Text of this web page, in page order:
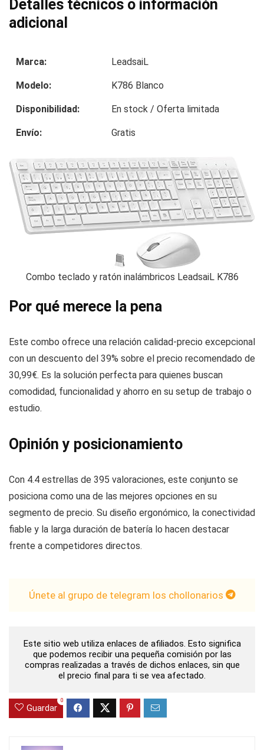
Detalles técnicos o información
adicional
Marca: LeadsaiL
Modelo: K786 Blanco
Disponibilidad: En stock / Oferta limitada
Envío: Gratis
Combo teclado y ratón inalámbricos LeadsaiL K786
Por qué merece la pena
Este combo ofrece una relación calidad-precio excepcional
con un descuento del 39% sobre el precio recomendado de
30,99€. Es la solución perfecta para quienes buscan
comodidad, funcionalidad y ahorro en su setup de trabajo o
estudio.
Opinión y posicionamiento
Con 4.4 estrellas de 395 valoraciones, este conjunto se
posiciona como una de las mejores opciones en su
segmento de precio. Su diseño ergonómico, la conectividad
fiable y la larga duración de batería lo hacen destacar
frente a competidores directos.
Únete al grupo de telegram los chollonarios
Este sitio web utiliza enlaces de afiliados. Esto significa
que podemos recibir una pequeña comisión por las
compras realizadas a través de dichos enlaces, sin que
el precio final para ti se vea afectado.
Guardar
0